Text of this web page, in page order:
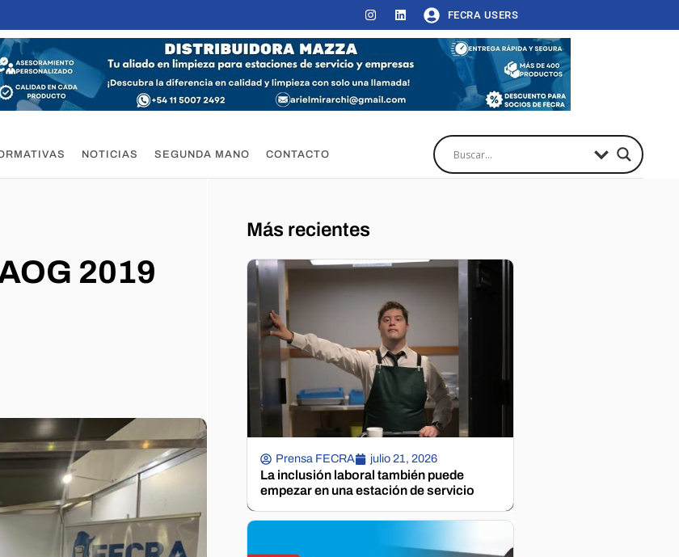
FECRA USERS
NOTICIAS SEGUNDA MANO CONTACTO
2019
Más recientes
Prensa FECRA julio 21, 2026
La inclusión laboral también puede
empezar en una estación de servicio